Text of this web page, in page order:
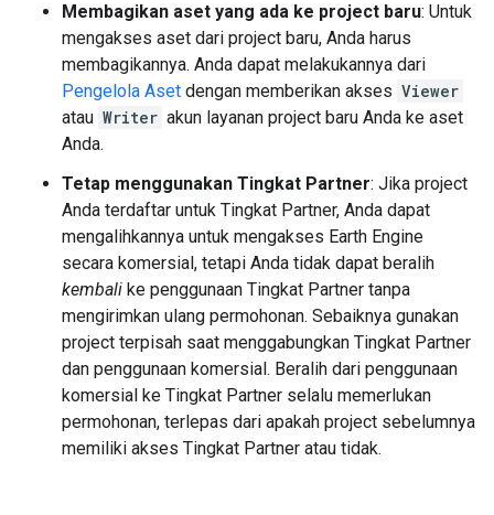
Membagikan aset yang ada ke project baru: Untuk
mengakses aset dari project baru, Anda harus
membagikannya. Anda dapat melakukannya dari
Pengelola Aset dengan memberikan akses Viewer
atau Writer akun layanan project baru Anda ke aset
Anda.
Tetap menggunakan Tingkat Partner: Jika project
Anda terdaftar untuk Tingkat Partner, Anda dapat
mengalihkannya untuk mengakses Earth Engine
secara komersial, tetapi Anda tidak dapat beralih
kembali ke penggunaan Tingkat Partner tanpa
mengirimkan ulang permohonan. Sebaiknya gunakan
project terpisah saat menggabungkan Tingkat Partner
dan penggunaan komersial. Beralih dari penggunaan
komersial ke Tingkat Partner selalu memerlukan
permohonan, terlepas dari apakah project sebelumnya
memiliki akses Tingkat Partner atau tidak.